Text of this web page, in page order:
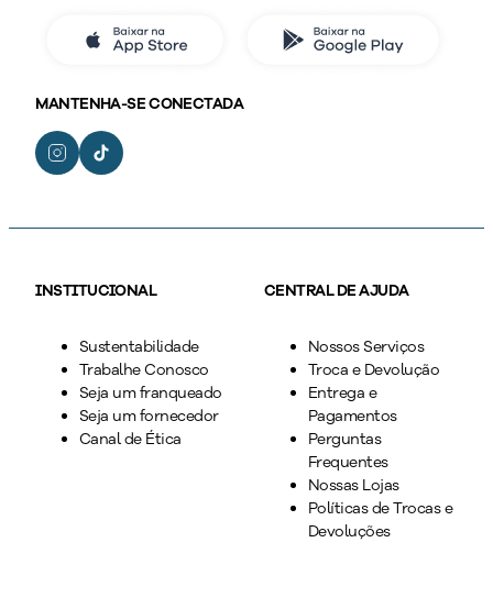
MANTENHA-SE CONECTADA
INSTITUCIONAL
Sustentabilidade
Trabalhe Conosco
Seja um franqueado
Seja um fornecedor
Canal de Ética
CENTRAL DE AJUDA
Nossos Serviços
Troca e Devolução
Entrega e
Pagamentos
Perguntas
Frequentes
Nossas Lojas
Políticas de Trocas e
Devoluções